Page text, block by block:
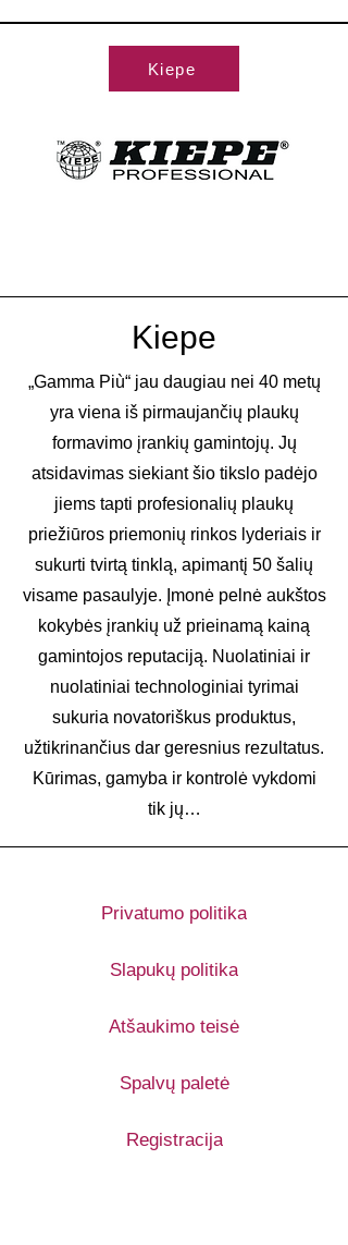
Kiepe
Kiepe
„Gamma Più“ jau daugiau nei 40 metų
yra viena iš pirmaujančių plaukų
formavimo įrankių gamintojų. Jų
atsidavimas siekiant šio tikslo padėjo
jiems tapti profesionalių plaukų
priežiūros priemonių rinkos lyderiais ir
sukurti tvirtą tinklą, apimantį 50 šalių
visame pasaulyje. Įmonė pelnė aukštos
kokybės įrankių už prieinamą kainą
gamintojos reputaciją. Nuolatiniai ir
nuolatiniai technologiniai tyrimai
sukuria novatoriškus produktus,
užtikrinančius dar geresnius rezultatus.
Kūrimas, gamyba ir kontrolė vykdomi
tik jų…
Privatumo politika
Slapukų politika
Atšaukimo teisė
Spalvų paletė
Registracija